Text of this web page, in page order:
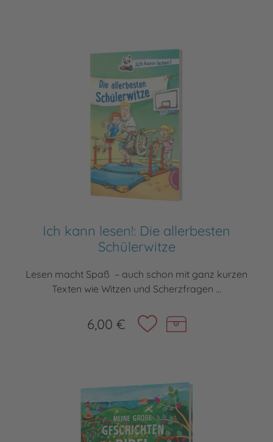
Ich kann lesen!: Die allerbesten
Schülerwitze
Lesen macht Spaß – auch schon mit ganz kurzen
Texten wie Witzen und Scherzfragen ...
6,00 €